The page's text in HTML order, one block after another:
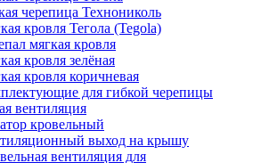
черепица Технониколь
кровля Тегола (Tegola)
мягкая кровля
кровля зелёная
кровля коричневая
для гибкой черепицы
вентиляция
кровельный
выход на крышу
вентиляция для